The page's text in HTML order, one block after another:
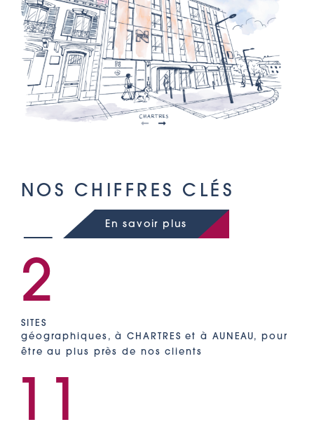
NOS CHIFFRES CLÉS
En savoir plus
2
SITES
géographiques, à CHARTRES et à AUNEAU, pour
être au plus près de nos clients
11